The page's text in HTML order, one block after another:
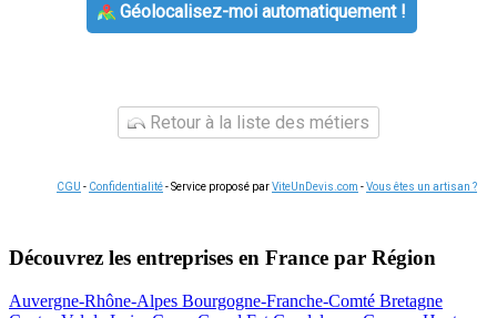
Géolocalisez-moi automatiquement !
Retour à la liste des métiers
CGU - Confidentialité- Service proposé parViteUnDevis.com -Vous êtes un artisan ?
Découvrez les entreprises en France par Région
Auvergne-Rhône-Alpes Bourgogne-Franche-Comté Bretagne